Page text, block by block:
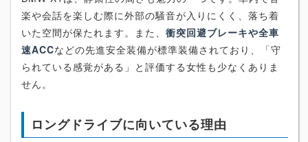
楽や会話を楽しむ際に外部の騒音が入りにくく、落ち着
いた空間が保たれます。また、 衝突回避ブレーキや全車
速ACCなどの先進安全装備が標準装備されており、「守
られている感覚がある」と評価する女性も少なくありま
せん。
ロングドライブに向いている理由